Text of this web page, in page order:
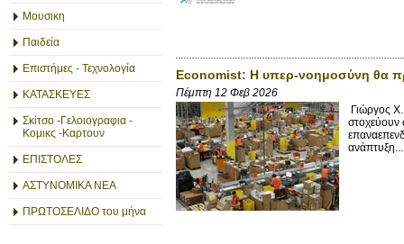
Μουσικη
Παιδεία
Επιστήμες - Τεχνολογία
ΚΑΤΑΣΚΕΥΕΣ
Σκίτσο -Γελοιογραφια -
Κομικς -Καρτουν
ΕΠΙΣΤΟΛΕΣ
ΑΣΤΥΝΟΜΙΚΑ ΝΕΑ
ΠΡΩΤΟΣΕΛΙΔΟ του μήνα
Economist: Η υπερ-νοημοσύνη θα
Πέμπτη 12 Φεβ 2026
Γιώργος
στοχεύουν
ανάπτυξη...